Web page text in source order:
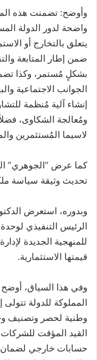
وأوضح: تضمنت هذه
واضحة لدور الدولة
يتعلق بالتخارج أو
ضمن إطار المتابعة
بشكلٍ مُستمر، وكذا
الجوانب الاجتماعية
إنشاء آلية مُنظمة
ومُعالجة الشكاوى،
لاسيما المُستثمرين
كما عرض “الجوهري”
تحديث وثيقة سياسة
وبدوره، استعرض
الرئيس التنفيذي
للمنهجية الجديدة
قيمتها الاستثمارية.
وفي هذا السياق،
المملوكة للدولة
وطنية لحصر وتصنيف
القيد المؤقت
حسابات خارجي لضمان